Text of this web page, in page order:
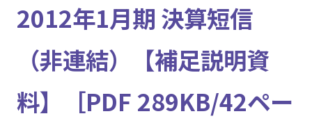
2012年1月期 決算短信
（非連結）【補足説明資
料】［PDF 289KB/42ペー